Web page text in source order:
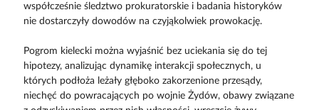
współcześnie śledztwo prokuratorskie i badania historyków
nie dostarczyły dowodów na czyjąkolwiek prowokację.
Pogrom kielecki można wyjaśnić bez uciekania się do tej
hipotezy, analizując dynamikę interakcji społecznych, u
których podłoża leżały głęboko zakorzenione przesądy,
niechęć do powracających po wojnie Żydów, obawy związane